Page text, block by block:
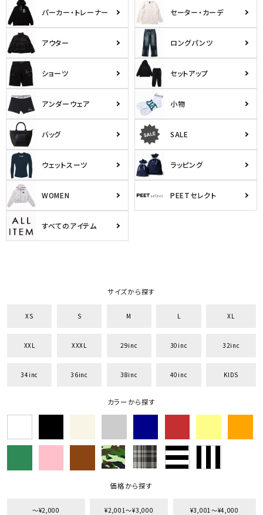
並び順
パーカー・トレーナー セーター・カーデ
アウター ロングパンツ
ショーツ セットアップ
アンダーウェア 小物
バッグ SALE
ウェットスーツ ラッピング
WOMEN PEETセレクト
すべてのアイテム
サイズから探す
XS S M L XL
XXL XXXL 29inc 30inc 32inc
34inc 36inc 38inc 40inc KIDS
カラーから探す
価格から探す
〜¥2,000 ¥2,001〜¥3,000 ¥3,001〜¥4,000